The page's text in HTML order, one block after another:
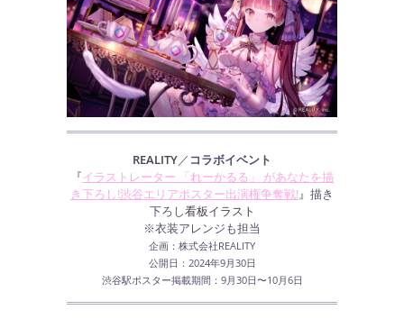
REALITY／ コラボイベント
『イラストレーター 「れーかるる」 があなたを描
き下ろし!渋谷エリアポスター出演権争奪戦!』 描き
下ろし看板イラスト
※衣装アレンジも担当
企画：株式会社REALITY
公開日：2024年9月30日
渋谷駅ポスター掲載期間：9月30日〜10月6日